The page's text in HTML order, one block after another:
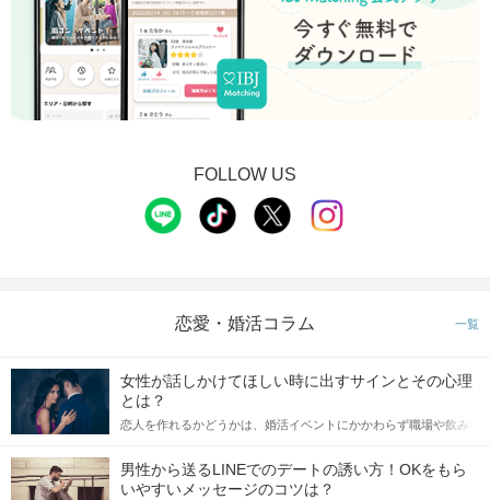
当日の流れ
【体験を通して出会うPARTYの魅力♪】
✓同じ趣味の方と出会いやすい♡
✓グループによる体験によって男女関係なく仲良くなれる
STEP1 受付開始
FOLLOW US
恋愛・婚活コラム 一覧
女性が話しかけてほしい時に出すサインとその心理
とは？
恋人を作れるかどうかは、婚活イベントにかかわらず職場や飲み
てアプローチできるかにも左右されます。 これから恋人作りを本
格的に始めようとしている方は、女性が異性を求めて出すサイン
男性から送るLINEでのデートの誘い方！OKをもら
いやすいメッセージのコツは？